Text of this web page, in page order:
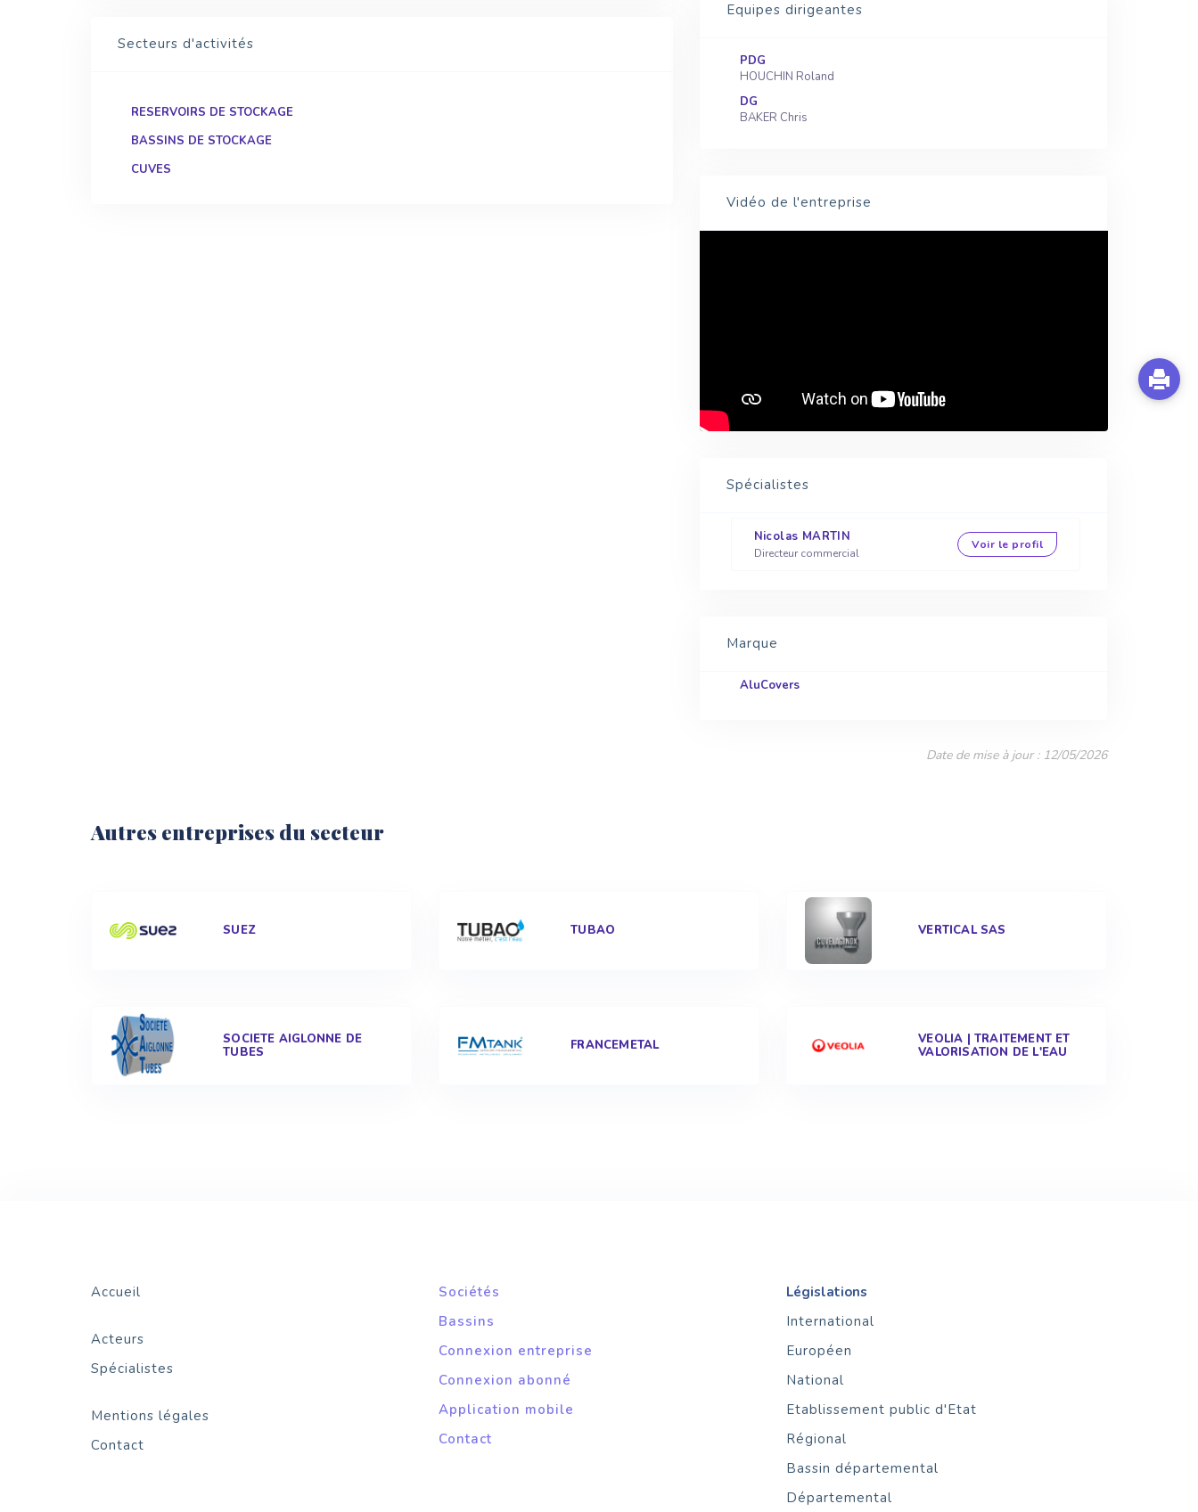
Secteurs d'activités
RESERVOIRS DE STOCKAGE
BASSINS DE STOCKAGE
CUVES
Equipes dirigeantes
PDG
HOUCHIN Roland
DG
BAKER Chris
Vidéo de l'entreprise
Spécialistes
Nicolas MARTIN
Directeur commercial
Voir le profil
Marque
AluCovers
Date de mise à jour : 12/05/2026
Autres entreprises du secteur
SUEZ TUBAO VERTICAL SAS
SOCIETE AIGLONNE DE
TUBES
FRANCEMETAL
VEOLIA | TRAITEMENT ET
VALORISATION DE L'EAU
Accueil
Acteurs
Spécialistes
Mentions légales
Contact
Sociétés
Bassins
Connexion entreprise
Connexion abonné
Application mobile
Contact
Législations
International
Européen
National
Etablissement public d'Etat
Régional
Bassin départemental
Départemental